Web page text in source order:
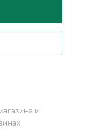
и